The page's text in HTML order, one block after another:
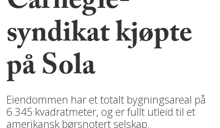
syndikat kjøpte
på Sola
Eiendommen har et totalt bygningsareal på
6.345 kvadratmeter, og er fullt utleid til et
amerikansk børsnotert selskap.